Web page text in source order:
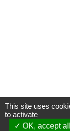
This site uses
to activate
OK, accept all